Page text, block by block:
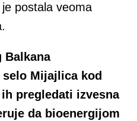
postala veoma
Balkana
Mijajlica kod
pregledati izvesna
da bioenergijom